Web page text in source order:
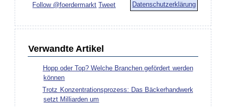
Follow @foerdermarkt Tweet Datenschutzerklärung
Verwandte Artikel
Hopp oder Top? Welche Branchen gefördert werden
können
Trotz Konzentrationsprozess: Das Bäckerhandwerk
setzt Milliarden um